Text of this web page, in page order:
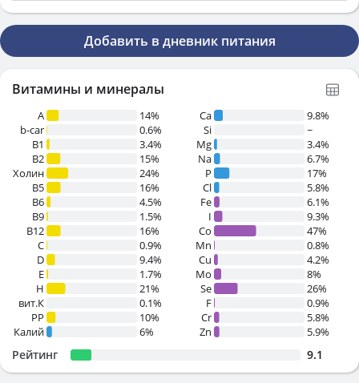
Добавить в дневник питания
Витамины и минералы
A
14%
b-car
0.6%
В1
3.4%
B2
15%
Холин
24%
B5
16%
B6
4.5%
B9
1.5%
B12
16%
C
0.9%
D
9.4%
E
1.7%
H
21%
вит.К
0.1%
PP
10%
Калий
6%
Ca
9.8%
Si
~
Mg
3.4%
Na
6.7%
P
17%
Cl
5.8%
Fe
6.1%
I
9.3%
Co
47%
Mn
0.8%
Cu
4.2%
Mo
8%
Se
26%
F
0.9%
Cr
5.8%
Zn
5.9%
Рейтинг 9.1